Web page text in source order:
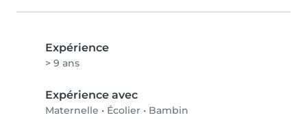
Expérience
> 9 ans
Expérience avec
Maternelle • Écolier • Bambin